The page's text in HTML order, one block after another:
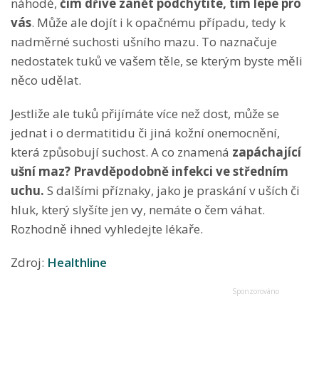
vás. Může ale dojít i k opačnému případu, tedy k
nadměrné suchosti ušního mazu. To naznačuje
nedostatek tuků ve vašem těle, se kterým byste měli
něco udělat.
Jestliže ale tuků přijímáte více než dost, může se
jednat i o dermatitidu či jiná kožní onemocnění,
která způsobují suchost. A co znamená zapáchající
ušní maz? Pravděpodobně infekci ve středním
uchu. S dalšími příznaky, jako je praskání v uších či
hluk, který slyšíte jen vy, nemáte o čem váhat.
Rozhodně ihned vyhledejte lékaře.
Zdroj: Healthline